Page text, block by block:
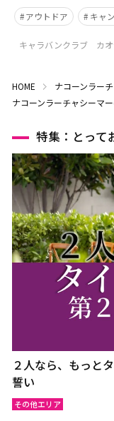
アウトドア キャ
キャラバンクラブ カ
HOME
ナコーンラー
ナコーンラーチャシーマ
特集：とって
２人なら、もっと
誓い
その他エリア